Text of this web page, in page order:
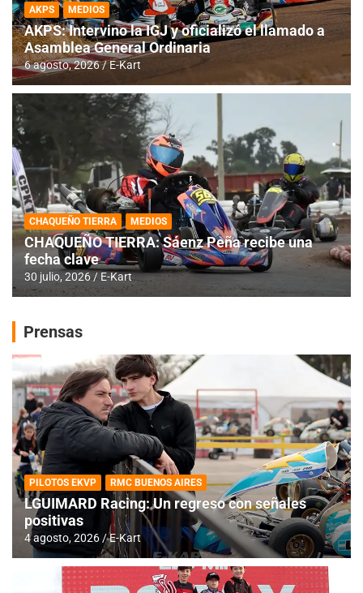
AKPS MEDIOS
AKPS: Intervino la IGJ y oficializó el llamado a
Asamblea General Ordinaria
6 agosto, 2026 E-Kart
CHAQUEÑO TIERRA MEDIOS
CHAQUEÑO TIERRA: Sáenz Peña recibe una
fecha clave
30 julio, 2026 E-Kart
Prensas
PILOTOS EKVP RMC BUENOS AIRES
LGUIMARD Racing: Un regreso con señales
positivas
4 agosto, 2026 E-Kart